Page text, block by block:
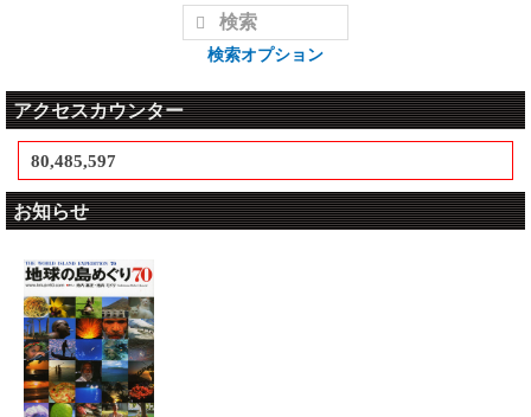
検索オプション
アクセスカウンター
80,485,597
お知らせ